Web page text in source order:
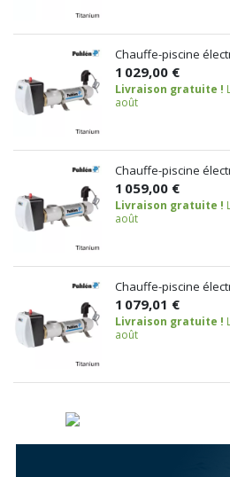
Chauffe-piscine
1 029,00 €
Livraison gratuite !
août
Chauffe-piscine
1 059,00 €
Livraison gratuite !
août
Chauffe-piscine
1 079,01 €
Livraison gratuite !
août